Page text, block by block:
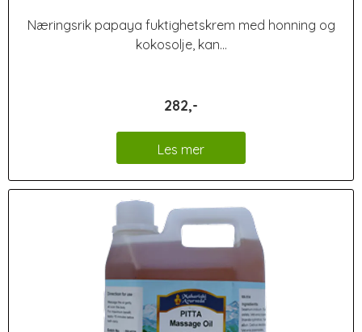
Næringsrik papaya fuktighetskrem med honning og
kokosolje, kan...
282,-
Les mer